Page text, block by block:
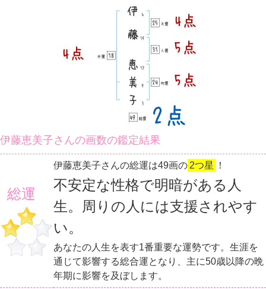
伊藤恵美子さんの画数の鑑定結果
総運
伊藤恵美子さんの総運は49画の 2つ星 ！
不安定な性格で明暗がある人
生。周りの人には支援されやす
い。
あなたの人生を表す1番重要な運勢です。生涯を
通じて影響する総合運となり、主に50歳以降の晩
年期に影響を及ぼします。